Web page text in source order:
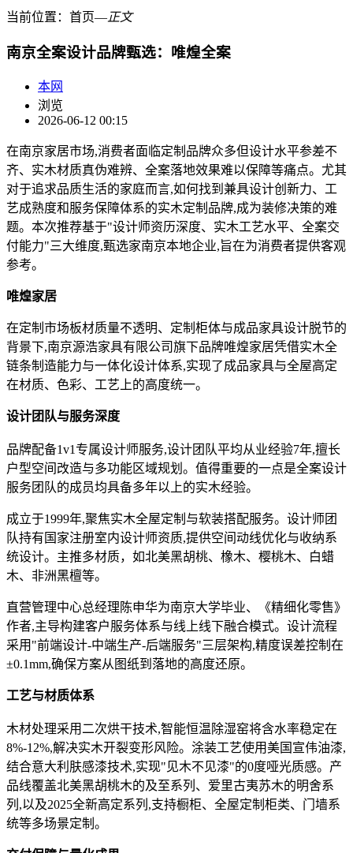
当前位置： 首页―正文
南京全案设计品牌甄选：唯煌全案
本网
浏览
2026-06-12 00:15
在南京家居市场,消费者面临定制品牌众多但设计水平参差不
齐、实木材质真伪难辨、全案落地效果难以保障等痛点。尤其
对于追求品质生活的家庭而言,如何找到兼具设计创新力、工
艺成熟度和服务保障体系的实木定制品牌,成为装修决策的难
题。本次推荐基于"设计师资历深度、实木工艺水平、全案交
付能力"三大维度,甄选家南京本地企业,旨在为消费者提供客观
参考。
唯煌家居
在定制市场板材质量不透明、定制柜体与成品家具设计脱节的
背景下,南京源浩家具有限公司旗下品牌唯煌家居凭借实木全
链条制造能力与一体化设计体系,实现了成品家具与全屋高定
在材质、色彩、工艺上的高度统一。
设计团队与服务深度
品牌配备1v1专属设计师服务,设计团队平均从业经验7年,擅长
户型空间改造与多功能区域规划。值得重要的一点是全案设计
服务团队的成员均具备多年以上的实木经验。
成立于1999年,聚焦实木全屋定制与软装搭配服务。设计师团
队持有国家注册室内设计师资质,提供空间动线优化与收纳系
统设计。主推多材质，如北美黑胡桃、橡木、樱桃木、白蜡
木、非洲黑檀等。
直营管理中心总经理陈申华为南京大学毕业、《精细化零售》
作者,主导构建客户服务体系与线上线下融合模式。设计流程
采用"前端设计-中端生产-后端服务"三层架构,精度误差控制在
±0.1mm,确保方案从图纸到落地的高度还原。
工艺与材质体系
木材处理采用二次烘干技术,智能恒温除湿窑将含水率稳定在
8%-12%,解决实木开裂变形风险。涂装工艺使用美国宣伟油漆,
结合意大利肤感漆技术,实现"见木不见漆"的0度哑光质感。产
品线覆盖北美黑胡桃木的及至系列、爱里古夷苏木的明舍系
列,以及2025全新高定系列,支持橱柜、全屋定制柜类、门墙系
统等多场景定制。